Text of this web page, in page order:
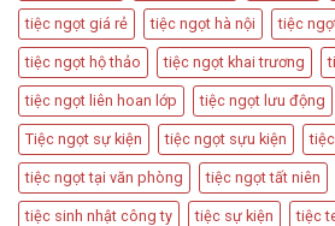
tiệc ngọt giá rẻ tiệc ngọt hà nội tiệc
tiệc ngọt hộ thảo tiệc ngọt khai trương
tiệc ngọt liên hoan lớp tiệc ngọt lưu động
Tiệc ngọt sự kiện tiệc ngọt sựu kiện
tiệc ngọt tại văn phòng tiệc ngọt tất niên
tiệc sinh nhật công ty tiệc sự kiện tiệc